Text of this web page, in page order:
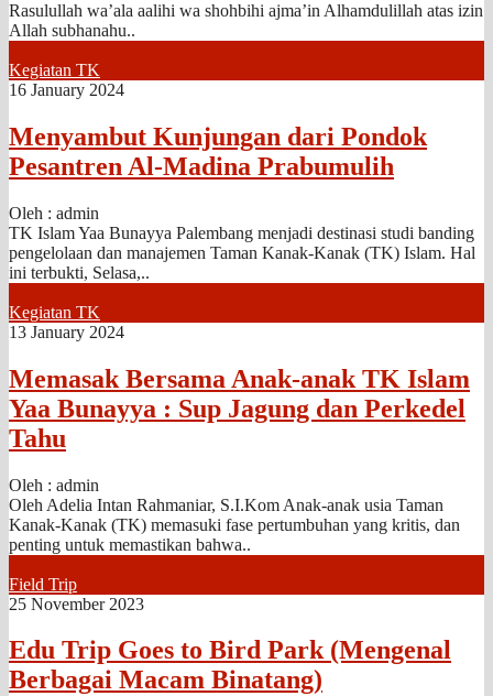
Rasulullah wa’ala aalihi wa shohbihi ajma’in Alhamdulillah atas izin
Allah subhanahu..
Kegiatan TK
16 January 2024
Menyambut Kunjungan dari Pondok
Pesantren Al-Madina Prabumulih
Oleh : admin
TK Islam Yaa Bunayya Palembang menjadi destinasi studi banding
pengelolaan dan manajemen Taman Kanak-Kanak (TK) Islam. Hal
ini terbukti, Selasa,..
Kegiatan TK
13 January 2024
Memasak Bersama Anak-anak TK Islam
Yaa Bunayya : Sup Jagung dan Perkedel
Tahu
Oleh : admin
Oleh Adelia Intan Rahmaniar, S.I.Kom Anak-anak usia Taman
Kanak-Kanak (TK) memasuki fase pertumbuhan yang kritis, dan
penting untuk memastikan bahwa..
Field Trip
25 November 2023
Edu Trip Goes to Bird Park (Mengenal
Berbagai Macam Binatang)